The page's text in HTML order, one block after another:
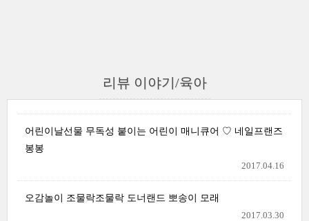
리뷰 이야기/육아
어린이날선물 무독성 붙이는 어린이 매니큐어 ♡ 네일프랜즈
봉봉
2017.04.16
오감놀이 조물락조물락 도너랜드 뽀송이 모래
2017.03.30